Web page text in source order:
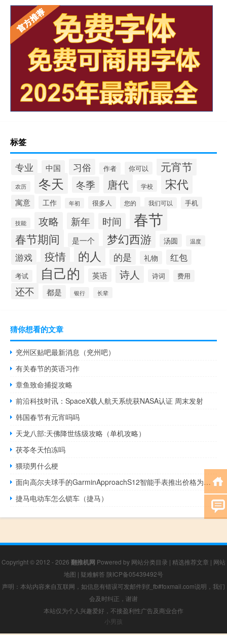
标签
专业 中国 习俗 作者 你可以 元宵节
农历 冬天 冬季 唐代 学校 宋代
寓意 工作 年初 很多人 您的 我们可以 手机
技能 攻略 新年 时间 春节
春节期间 是一个 梦幻西游 汤圆 温度
游戏 疫情 的人 的是 礼物 红包
考试 自己的 英语 诗人 诗词 费用
还不 都是 银行 长辈
猜你想看的文章
兖州区贴吧最新消息（兖州吧）
有关春节的英语习作
章鱼致命捕捉攻略
前沿科技时讯：SpaceX载人航天系统获NASA认证 周末发射
韩国春节有元宵吗吗
天龙八部:天佛降世练级攻略（单机攻略）
茯苓冬天怕冻吗
猥琐男什么梗
面向高尔夫球手的GarminApproachS12智能手表推出价格为卢比20990
捷马电动车怎么锁车（捷马）
Copyright © 2012 - 2026 翻推机网 Powered by 网站分类目录 | 精选推荐文章 | 网站
地图 | 疑难解答 陕ICP备05439492号
声明：本站内容来自互联网，如信息有错误可发邮件到f_fb#foxmail.com说明，我们
会及时纠正，谢谢
本站仅为个人兴趣爱好，不接盈利性广告及商业合作
小男孩